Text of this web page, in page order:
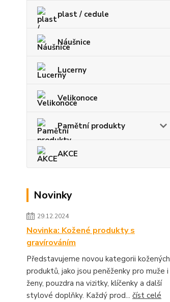
plast / cedule
Náušnice
Lucerny
Velikonoce
Pamětní produkty
AKCE
Novinky
29.12.2024
Novinka: Kožené produkty s
gravírováním
Představujeme novou kategorii kožených
produktů, jako jsou peněženky pro muže i
ženy, pouzdra na vizitky, klíčenky a další
stylové doplňky. Každý prod... číst celé